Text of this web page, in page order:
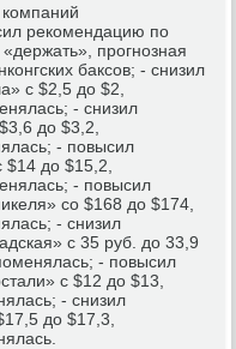
рекомендацию по
прогнозная
баксов; - снизил
с $2,5 до $2,
- снизил
до $3,2,
- повысил
до $15,2,
- повысил
со $168 до $174,
- снизил
с 35 руб. до 33,9
- повысил
с $12 до $13,
- снизил
до $17,3,